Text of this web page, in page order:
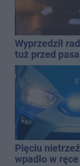
Wyprzedził
tuż przed
Pięciu
wpadło w